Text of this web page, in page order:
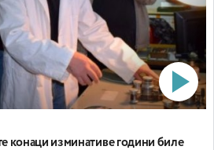
конаци изминативе години биле